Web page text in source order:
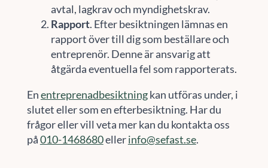
avtal, lagkrav och myndighetskrav.
Rapport. Efter besiktningen lämnas en
rapport över till dig som beställare och
entreprenör. Denne är ansvarig att
åtgärda eventuella fel som rapporterats.
Enentreprenadbesiktningkan utföras under, i
slutet eller som en efterbesiktning. Har du
frågor eller vill veta mer kan du kontakta oss
på010-1468680ellerinfo@sefast.se.